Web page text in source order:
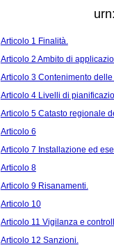
Articolo 1 Finalità.
Articolo 2 Ambito di
Articolo 3 Contenimento
Articolo 4 Livelli di
Articolo 5 Catasto regionale
Articolo 6
Articolo 7 Installazione ed
Articolo 8
Articolo 9 Risanamenti.
Articolo 10
Articolo 11 Vigilanza e
Articolo 12 Sanzioni.